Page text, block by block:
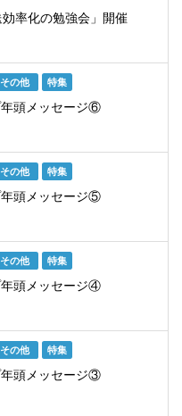
率化の勉強会」開催
その他 特集
年頭メッセージ⑥
その他 特集
年頭メッセージ⑤
その他 特集
年頭メッセージ④
その他 特集
年頭メッセージ③